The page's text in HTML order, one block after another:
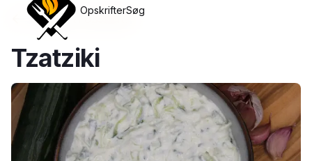
OpskrifterSøg
Tilbage til opskrifter
Tzatziki